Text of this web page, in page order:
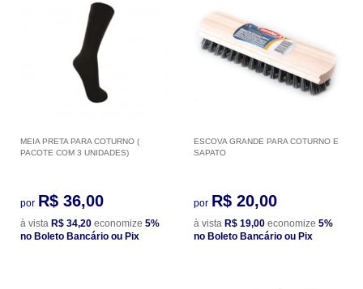
MEIA PRETA PARA COTURNO (
PACOTE COM 3 UNIDADES)
por R$ 36,00
à vista R$ 34,20 economize 5%
no Boleto Bancário ou Pix
ESCOVA GRANDE PARA COTURNO E
SAPATO
por R$ 20,00
à vista R$ 19,00 economize 5%
no Boleto Bancário ou Pix